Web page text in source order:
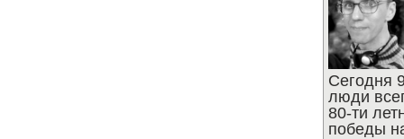
Сегодня
люди
80-ти
победы